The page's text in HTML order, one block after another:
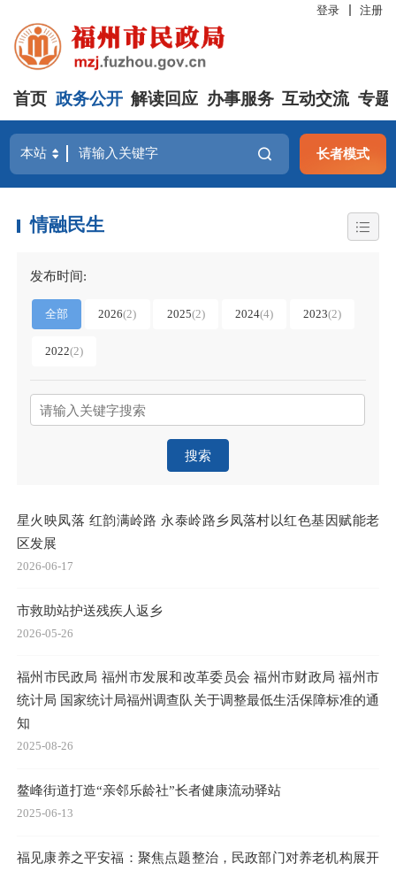
登录 注册
首页 政务公开 解读回应 办事服务 互动交流 专题
长者模式
情融民生
发布时间:
全部 2026(2) 2025(2) 2024(4) 2023(2)
2022(2)
搜索
星火映凤落 红韵满岭路 永泰岭路乡凤落村以红色基因赋能老
区发展
2026-06-17
市救助站护送残疾人返乡
2026-05-26
福州市民政局 福州市发展和改革委员会 福州市财政局 福州市
统计局 国家统计局福州调查队关于调整最低生活保障标准的通
知
2025-08-26
鳌峰街道打造“亲邻乐龄社”长者健康流动驿站
2025-06-13
福见康养之平安福：聚焦点题整治，民政部门对养老机构展开